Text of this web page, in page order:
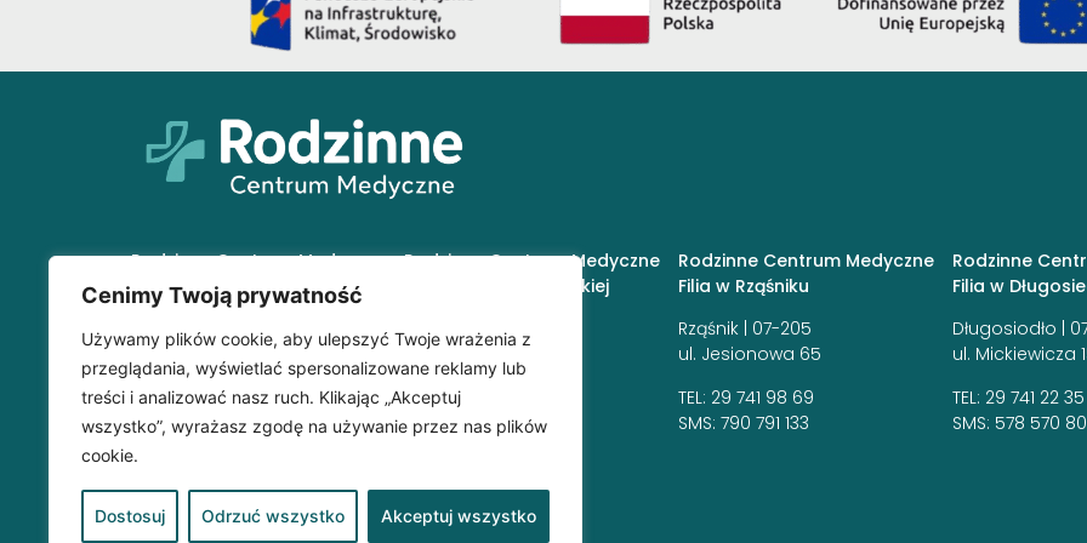
Cenimy Twoją prywatność
Używamy plików cookie, aby ulepszyć Twoje wrażenia z
przeglądania, wyświetlać spersonalizowane reklamy lub
treści i analizować nasz ruch. Klikając „Akceptuj
wszystko”, wyrażasz zgodę na używanie przez nas plików
cookie.
Dostosuj Odrzuć wszystko Akceptuj wszystko
Rodzinne Centrum Medyczne
w Wyszkowie
Rodzinne Centrum Medyczne
Filia w Woli Mystowskiej
Rodzinne Centrum Medyczne
Filia w Rząśniku
Rodzinne
Filia w
Wyszków | 07-200
ul. I. Daszyńskiego 21A
Wola Mystowska 14 |
07-206
Rząśnik | 07-205
ul. Jesionowa 65
Długosiodło |
ul. Mickiewicza
TEL:29 742 91 20
SMS (dla dorosłych):
790 791 416
790 791 272
TEL:29 741 83 79
SMS:790 791 417
TEL: 29 741 98 69
SMS:790 791 133
TEL: 29 741 22 35
SMS: 578 570